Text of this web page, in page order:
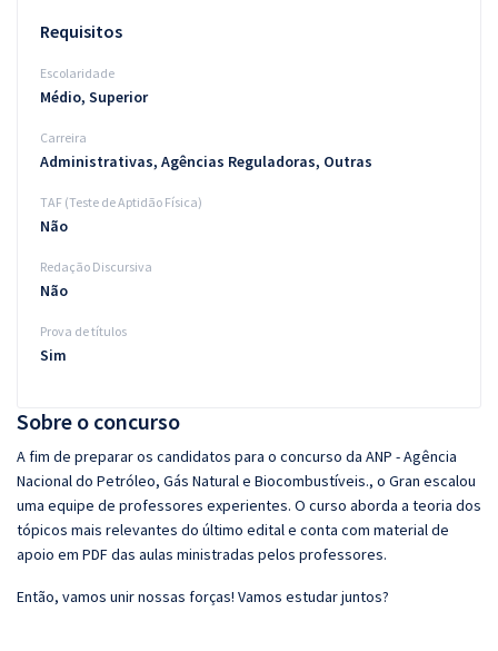
Sobre o concurso
A fim de preparar os candidatos para o concurso da ANP - Agência
Nacional do Petróleo, Gás Natural e Biocombustíveis., o Gran escalou
uma equipe de professores experientes. O curso aborda a teoria dos
tópicos mais relevantes do último edital e conta com material de
apoio em PDF das aulas ministradas pelos professores.
Então, vamos unir nossas forças! Vamos estudar juntos?
Requisitos
Escolaridade
Médio, Superior
Carreira
Administrativas, Agências Reguladoras, Outras
TAF (Teste de Aptidão Física)
Não
Redação Discursiva
Não
Prova de títulos
Sim